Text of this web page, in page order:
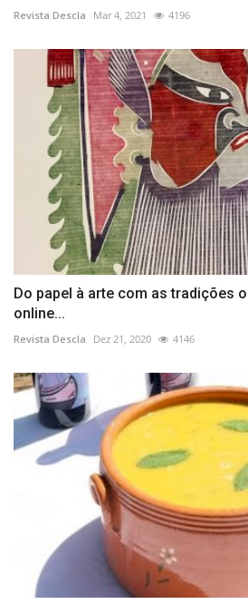
Revista Descla Mar 4, 2021 4196
Do papel à arte com as tradições
online...
Revista Descla Dez 21, 2020 4146